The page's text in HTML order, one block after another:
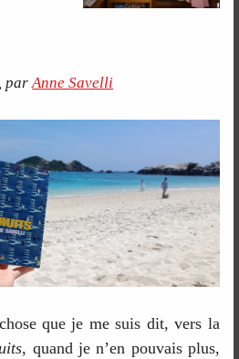
,parAnne Savelli
que je me suis dit, vers la
, quand je n’en pouvais plus,